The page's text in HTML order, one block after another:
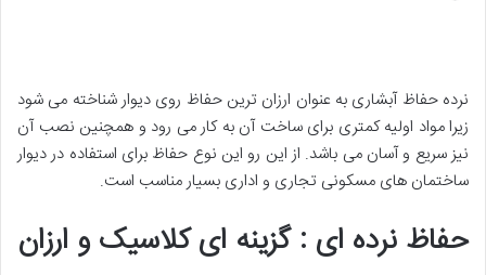
نرده حفاظ آبشاری به عنوان ارزان ترین حفاظ روی دیوار شناخته می شود
زیرا مواد اولیه کمتری برای ساخت آن به کار می رود و همچنین نصب آن
نیز سریع و آسان می باشد. از این رو این نوع حفاظ برای استفاده در دیوار
ساختمان های مسکونی تجاری و اداری بسیار مناسب است.
حفاظ نرده ای : گزینه ای کلاسیک و ارزان